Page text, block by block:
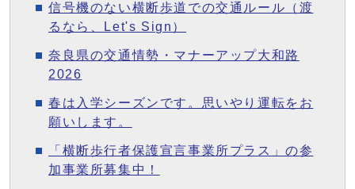
信号機のない横断歩道での交通ルール（渡
るなら、Let's Sign）
奈良県の交通情勢・マナーアップ大和路
2026
春は入学シーズンです。思いやり運転をお
願いします。
「横断歩行者保護宣言事業所プラス」の参
加事業所募集中！